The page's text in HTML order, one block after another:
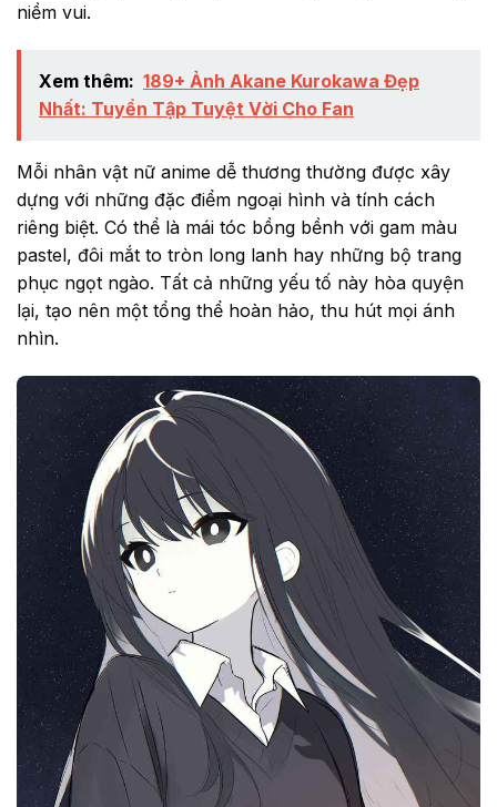
niềm vui.
Xem thêm: 189+ Ảnh Akane Kurokawa Đẹp
Nhất: Tuyển Tập Tuyệt Vời Cho Fan
Mỗi nhân vật nữ anime dễ thương thường được xây
dựng với những đặc điểm ngoại hình và tính cách
riêng biệt. Có thể là mái tóc bồng bềnh với gam màu
pastel, đôi mắt to tròn long lanh hay những bộ trang
phục ngọt ngào. Tất cả những yếu tố này hòa quyện
lại, tạo nên một tổng thể hoàn hảo, thu hút mọi ánh
nhìn.